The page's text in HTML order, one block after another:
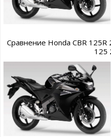
Сравнение Honda CBR 125R
125